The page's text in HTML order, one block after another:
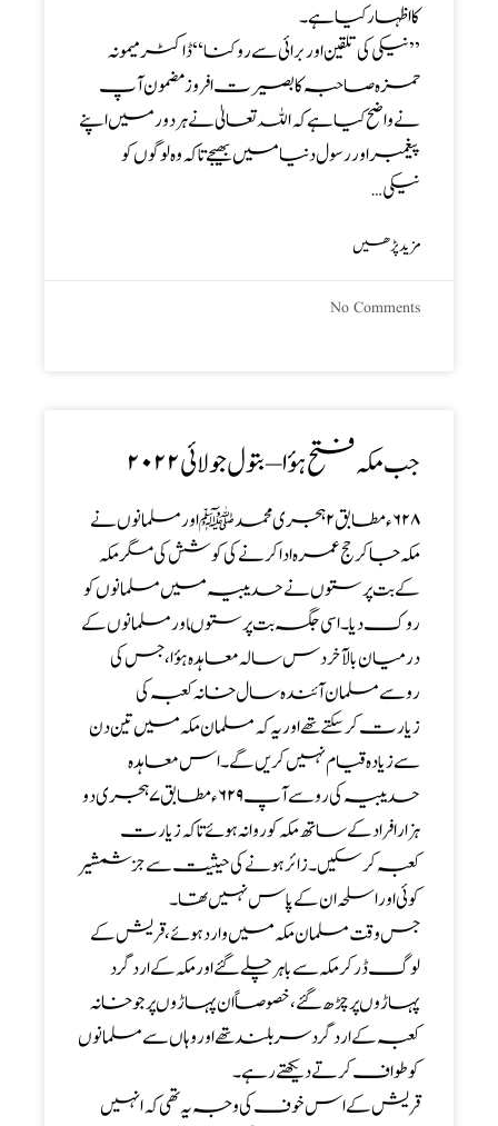
کا اظہار کیا ہے۔
’’ نیکی کی تلقین اور برائی سے روکنا ‘‘ ڈاکٹر میمونہ
حمزہ صاحبہ کا بصیرت افروز مضمون آپ
نے واضح کیا ہے کہ اللہ تعالیٰ نے ہر دور میں اپنے
پیغمبر اور رسول دنیا میں بھیجے تاکہ وہ لوگوں کو
نیکی…
مزید پڑھیں
No Comments
جب مکہ فتح ہؤا – بتول جولائی۲۰۲۲
۶۲۸ء مطابق ۲ ہجری محمدﷺ اور مسلمانوں نے
مکہ جا کر حج عمرہ ادا کرنے کی کوشش کی مگر مکہ
کے بت پرستوں نے حدیبیہ میں مسلمانوں کو
روک دیا۔ اسی جگہ بت پرستوںاور مسلمانوں کے
درمیان بالآخر دس سالہ معاہدہ ہؤا، جس کی
روسے مسلمان آئندہ سال خانہ کعبہ کی
زیارت کرسکتے تھے اور یہ کہ مسلمان مکہ میں تین دن
سے زیادہ قیام نہیں کریں گے ۔ اس معاہدہ
حدیبیہ کی رو سے آپ ۶۲۹ء مطابق ۷ ہجری دو
ہزار افراد کے ساتھ مکہ کوروانہ ہوئے تاکہ زیارت
کعبہ کر سکیں ۔ زائر ہونے کی حیثیت سے جز شمشیر
کوئی اور اسلحہ ان کے پاس نہیں تھا ۔
جس وقت مسلمان مکہ میں واردہوئے، قریش کے
لوگ ڈر کر مکہ سے باہر چلے گئے اور مکہ کے ارد گرد
پہاڑوں پر چڑھ گئے ، خصوصاً ان پہاڑوں پر جو خانہ
کعبہ کے ارد گرد سر بلند تھے اور وہاں سے مسلمانوں
کو طواف کرتے دیکھتے رہے۔
قریش کے اس خوف کی وجہ یہ تھی کہ انہیں